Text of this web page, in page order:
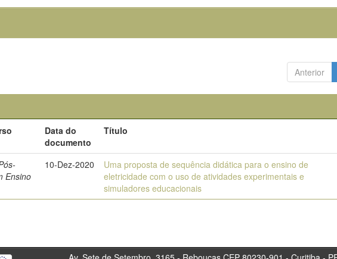
Anterior
Data do
documento
Título
Ensino
10-Dez-2020
Uma proposta de sequência didática para o ensino de
eletricidade com o uso de atividades experimentais e
simuladores educacionais